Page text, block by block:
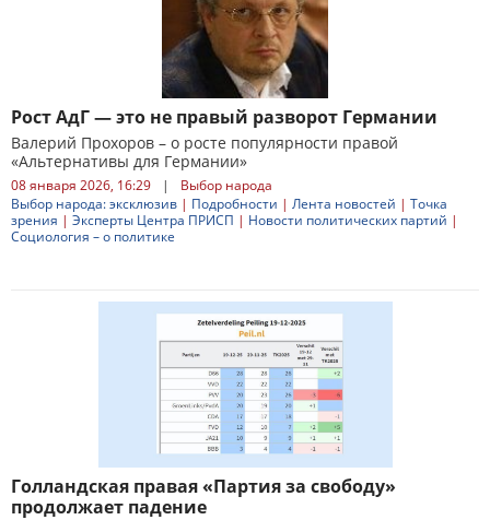
Рост АдГ — это не правый разворот Германии
Валерий Прохоров – о росте популярности правой
«Альтернативы для Германии»
08 января 2026, 16:29 |
Выбор народа
Выбор народа: эксклюзив | Подробности | Лента новостей | Точка
зрения | Эксперты Центра ПРИСП | Новости политических партий |
Социология – о политике
Голландская правая «Партия за свободу»
продолжает падение